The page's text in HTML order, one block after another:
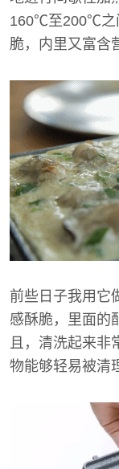
160℃至200℃之
脆，内里又富含
前些日子我用它
感酥脆，里面的
且，清洗起来非
物能够轻易被清